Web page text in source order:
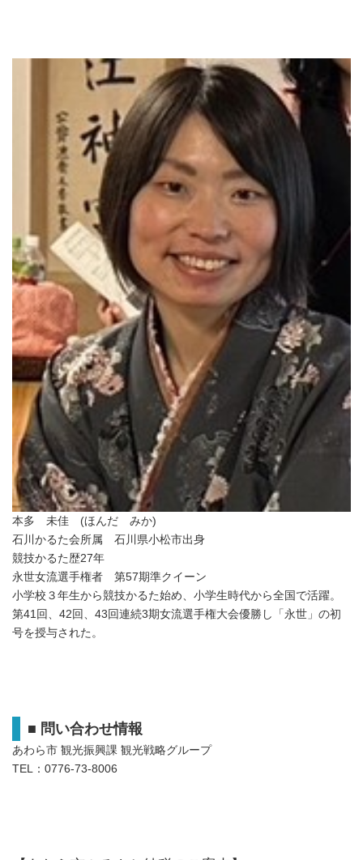
本多 未佳 (ほんだ みか)
石川かるた会所属 石川県小松市出身
競技かるた歴27年
永世女流選手権者 第57期準クイーン
小学校３年生から競技かるた始め、小学生時代から全国で活躍。
第41回、42回、43回連続3期女流選手権大会優勝し「永世」の初
号を授与された。
■ 問い合わせ情報
あわら市 観光振興課 観光戦略グループ
TEL：0776-73-8006